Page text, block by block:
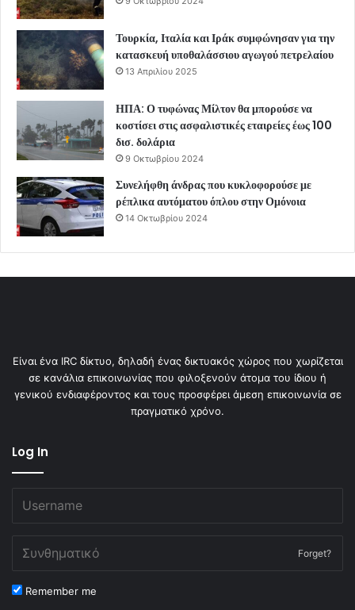
Τουρκία, Ιταλία και Ιράκ συμφώνησαν για την
κατασκευή υποθαλάσσιου αγωγού πετρελαίου
13 Απριλίου 2025
ΗΠΑ: Ο τυφώνας Μίλτον θα μπορούσε να
κοστίσει στις ασφαλιστικές εταιρείες έως 100
δισ. δολάρια
9 Οκτωβρίου 2024
Συνελήφθη άνδρας που κυκλοφορούσε με
ρέπλικα αυτόματου όπλου στην Ομόνοια
14 Οκτωβρίου 2024
Είναι ένα IRC δίκτυο, δηλαδή ένας δικτυακός χώρος που χωρίζεται
σε κανάλια επικοινωνίας που φιλοξενούν άτομα του ίδιου ή
γενικού ενδιαφέροντος και τους προσφέρει άμεση επικοινωνία σε
πραγματικό χρόνο.
Log In
Forget?
Remember me